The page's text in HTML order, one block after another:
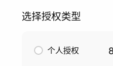
选择授权类型
个人授权